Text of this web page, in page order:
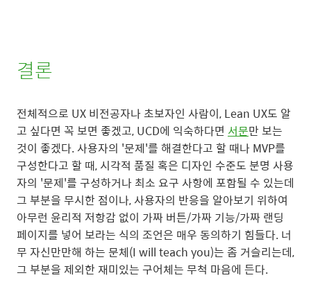
결론
전체적으로 UX 비전공자나 초보자인 사람이, Lean UX도 알
고 싶다면 꼭 보면 좋겠고, UCD에 익숙하다면 서문만 보는
것이 좋겠다. 사용자의 '문제'를 해결한다고 할 때나 MVP를
구성한다고 할 때, 시각적 품질 혹은 디자인 수준도 분명 사용
자의 '문제'를 구성하거나 최소 요구 사항에 포함될 수 있는데
그 부분을 무시한 점이나, 사용자의 반응을 알아보기 위하여
아무런 윤리적 저항감 없이 가짜 버튼/가짜 기능/가짜 랜딩
페이지를 넣어 보라는 식의 조언은 매우 동의하기 힘들다. 너
무 자신만만해 하는 문체(I will teach you)는 좀 거슬리는데,
그 부분을 제외한 재미있는 구어체는 무척 마음에 든다.